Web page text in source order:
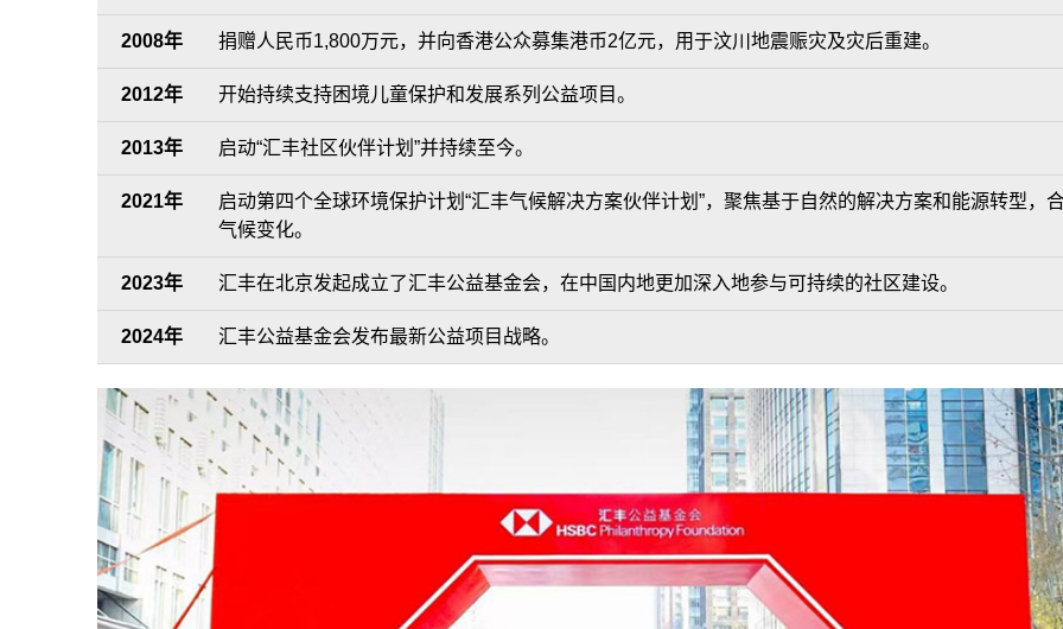
2008年 捐赠人民币1,800万元，并向香港公众募集港币2亿元，用于汶川地震赈灾及灾后重建。
2012年 开始持续支持困境儿童保护和发展系列公益项目。
2013年 启动“汇丰社区伙伴计划”并持续至今。
2021年
启动第四个全球环境保护计划“汇丰气候解决方案伙伴计划”，聚焦基于自然的解决方案和能源转型，
气候变化。
2023年 汇丰在北京发起成立了汇丰公益基金会，在中国内地更加深入地参与可持续的社区建设。
2024年 汇丰公益基金会发布最新公益项目战略。